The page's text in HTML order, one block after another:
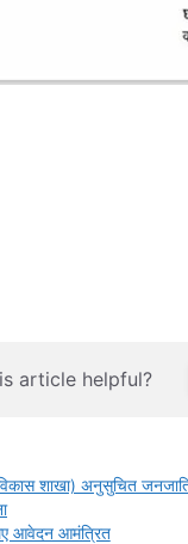
article helpful?
शाखा) अनुसुचित
आवेदन आमंत्रित